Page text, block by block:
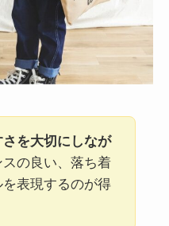
を大切にしなが
スの良い、落ち着
表現するのが得